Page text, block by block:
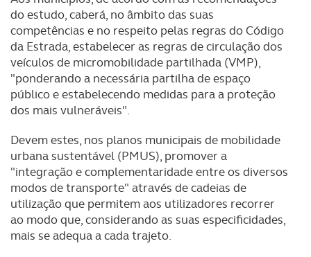
utilização do nosso site de publicidade e de análise, com
parceiros e organizações na UE e em países terceiros.
O ACP garantirá que as transferências internacionais de
dados pessoais serão realizadas apenas com o seu
consentimento e quando tal se afigure estritamente
necessário no contexto dos serviços a prestar.
Realçamos que o bloqueio de certo tipo de Cookies e
tecnologias similares pode ter impacto na sua
experiência de navegação no Website e nos serviços
disponibilizados.
Consulte a política de cookies do site.
do estudo, caberá, no âmbito das suas
competências e no respeito pelas regras do Código
da Estrada, estabelecer as regras de circulação dos
veículos de micromobilidade partilhada (VMP),
"ponderando a necessária partilha de espaço
público e estabelecendo medidas para a proteção
dos mais vulneráveis".
Devem estes, nos planos municipais de mobilidade
urbana sustentável (PMUS), promover a
"integração e complementaridade entre os diversos
modos de transporte" através de cadeias de
utilização que permitem aos utilizadores recorrer
ao modo que, considerando as suas especificidades,
mais se adequa a cada trajeto.